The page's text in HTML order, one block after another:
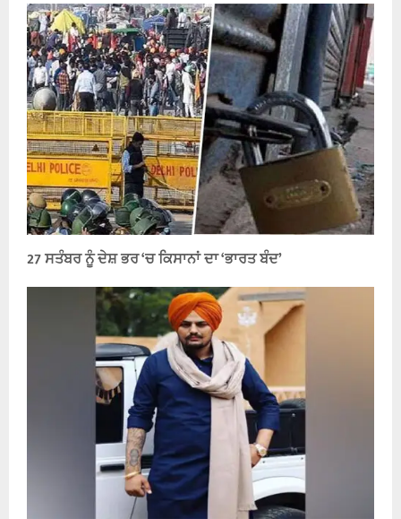
27 ਸਤੰਬਰ ਨੂੰ ਦੇਸ਼ ਭਰ ‘ਚ ਕਿਸਾਨਾਂ ਦਾ ‘ਭਾਰਤ ਬੰਦ’